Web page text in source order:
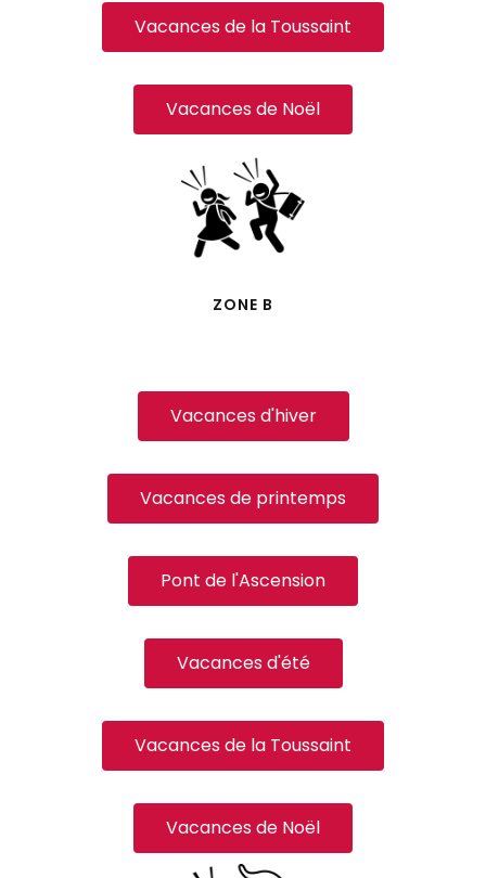
Vacances de la Toussaint
Vacances de Noël
ZONE B
Vacances d'hiver
Vacances de printemps
Pont de l'Ascension
Vacances d'été
Vacances de la Toussaint
Vacances de Noël